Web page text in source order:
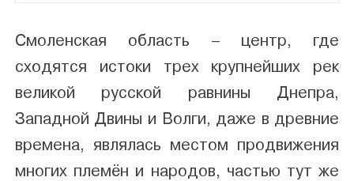
Смоленская область – центр, где
сходятся истоки трех крупнейших рек
великой русской равнины Днепра,
Западной Двины и Волги, даже в древние
времена, являлась местом продвижения
многих племён и народов, частью тут же